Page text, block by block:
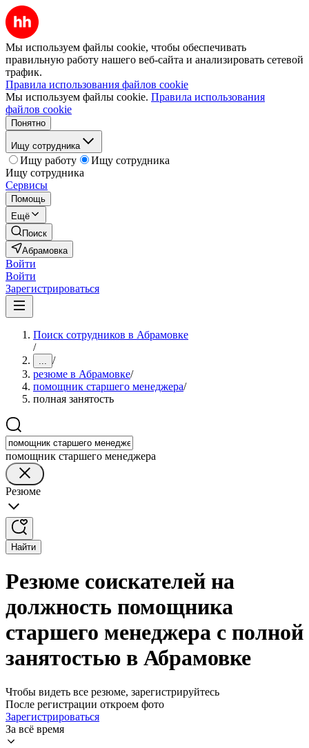
Мы используем файлы cookie, чтобы обеспечивать
правильную работу нашего веб-сайта и анализировать сетевой
трафик.
Правила использования файлов cookie
Мы используем файлы cookie. Правила использования
файлов cookie
Понятно
Ищу сотрудника
Ищу работу
Ищу сотрудника
Ищу сотрудника
Сервисы
Помощь
Ещё
Поиск
Абрамовка
Войти
Войти
Зарегистрироваться
Поиск сотрудников в Абрамовке
/
... /
резюме в Абрамовке/
помощник старшего менеджера/
полная занятость
помощник старшего менеджера
Резюме
Найти
Резюме соискателей на
должность помощника
старшего менеджера с полной
занятостью в Абрамовке
Чтобы видеть все резюме, зарегистрируйтесь
После регистрации откроем фото
Зарегистрироваться
За всё время